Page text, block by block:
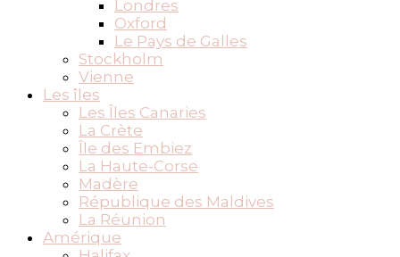
Londres
Oxford
Le Pays de Galles
Stockholm
Vienne
Les îles
Les Îles Canaries
La Crète
Île des Embiez
La Haute-Corse
Madère
République des Maldives
La Réunion
Amérique